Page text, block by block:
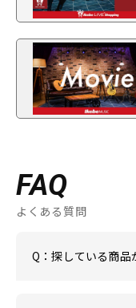
FAQ
よくある質問
Q：探している商品